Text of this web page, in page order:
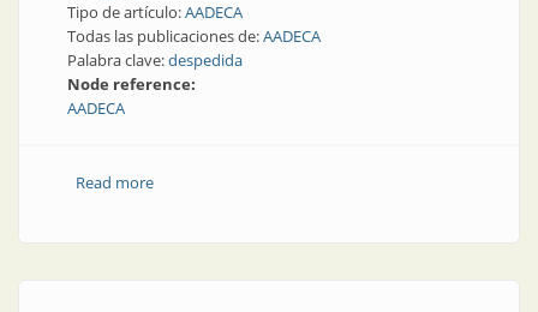
Tipo de artículo:AADECA
Todas las publicaciones de:AADECA
Palabra clave:despedida
Node reference:
AADECA
Read moreabout Info AADECA | Adiós a Abel “Pino” Ferro